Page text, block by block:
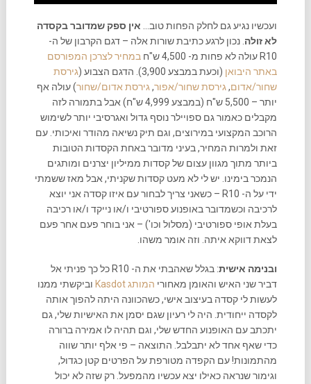
ועכשיו נגיע גם לחלק הפחות טוב… אין ספק שמדובר בקסדה
לא זולה . נכון לרגע כתיבת שורות אלה – דגם הקרבון של ה-
R10 עולה לא פחות מ- 4,500 ש"ח
במחיר לצרכן המפורסם
באתר היבואן (וכעת במבצע 3,900). הדגם הצבוע (
גירסת
שחור/אדום,גירסת שחור/אפור,גירסת אדום/שחור) עולה אף
יותר – 5,500 ש"ח (במבצע 4,999 ש"ח) אבל בתמורה לזה
מקבלים כאמור גם ספויילר נוסף גדול ואגרסיבי יותר לשימוש
הרוכב המקצועי במירוצים, וגם תיק נשיאה מהודר ואיכותי. עם
זאת ולמרות המחיר, בעיני מדובר באחת הקסדות הטובות
ביותר מתוך מגוון עצום של קסדות ממיליון יצרנים ומותגים
הנמכר בימינו. יש לי לא מעט קסדות שקניתי, אבל מאז ששמתי
ידי על ה- R10 – כשאני צריך לבחור עם איזו קסדה אני יוצא
לרכיבה וכשמדובר באופנוע ספורטיבי ו/או נייקד ו/או רכיבה
בעלת אופי ספורטיבי (מסלול וכו') – אני בוחר פעם אחר פעם
לצאת דווקא איתה. וזה אומר משהו.
ובנימה אישית
: בגלל שאהבתי את ה- R10 כל כך פניתי אל
דביר שני האיש והאומן מאחורי המותג Kasdot
וביקשתי ממנו
לעשות לי קסדה בעיצוב אישי, כשהכוונה היתה להפוך אותה
לקסדה ייחודית. היה לי רעיון שגם יסמן את האישיות שלי, גם
יתכתב עם האופנוע החדש שלי, וגם תהיה לו אמירה ברורה
כדי שאף אחד לא יתבלבל. התוצאה – פי אלף יותר שווה
מהתמונות! עם הקפדה מטורפת על הפרטים קטן כגדול,
וגימור שנראה כאילו יצא עכשיו מהמפעל. רק שזה לא יכול